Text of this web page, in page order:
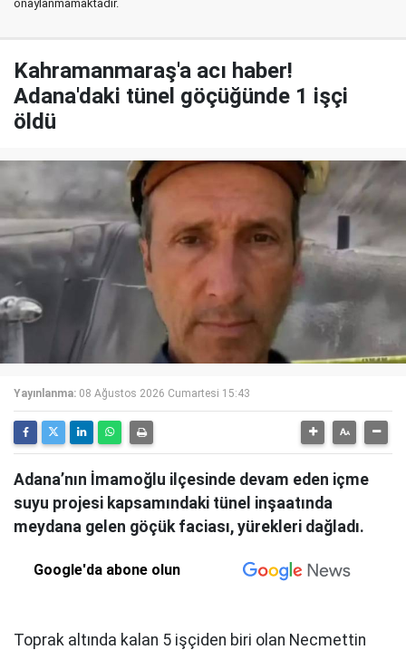
onaylanmamaktadır.
Kahramanmaraş'a acı haber!
Adana'daki tünel göçüğünde 1 işçi
öldü
Yayınlanma: 08 Ağustos 2026 Cumartesi 15:43
Adana’nın İmamoğlu ilçesinde devam eden içme
suyu projesi kapsamındaki tünel inşaatında
meydana gelen göçük faciası, yürekleri dağladı.
Google'da abone olun
Toprak altında kalan 5 işçiden biri olan Necmettin